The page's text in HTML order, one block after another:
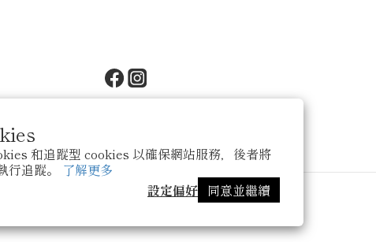
和追蹤型 cookies 以確保網站服務，後者將
追蹤。 了解更多
設定偏好 同意並繼續